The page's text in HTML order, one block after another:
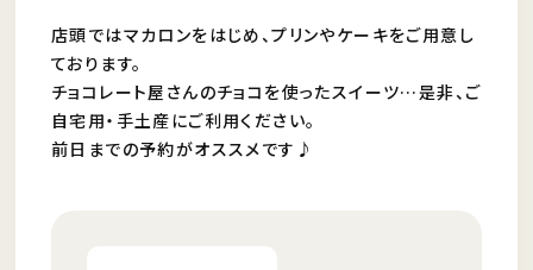
店頭ではマカロンをはじめ、プリンやケーキをご用意し
ております。
チョコレート屋さんのチョコを使ったスイーツ…是非、ご
自宅用・手土産にご利用ください。
前日までの予約がオススメです♪